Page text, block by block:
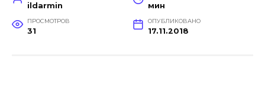
ildarmin мин
ПРОСМОТРОВ
31
ОПУБЛИКОВАНО
17.11.2018